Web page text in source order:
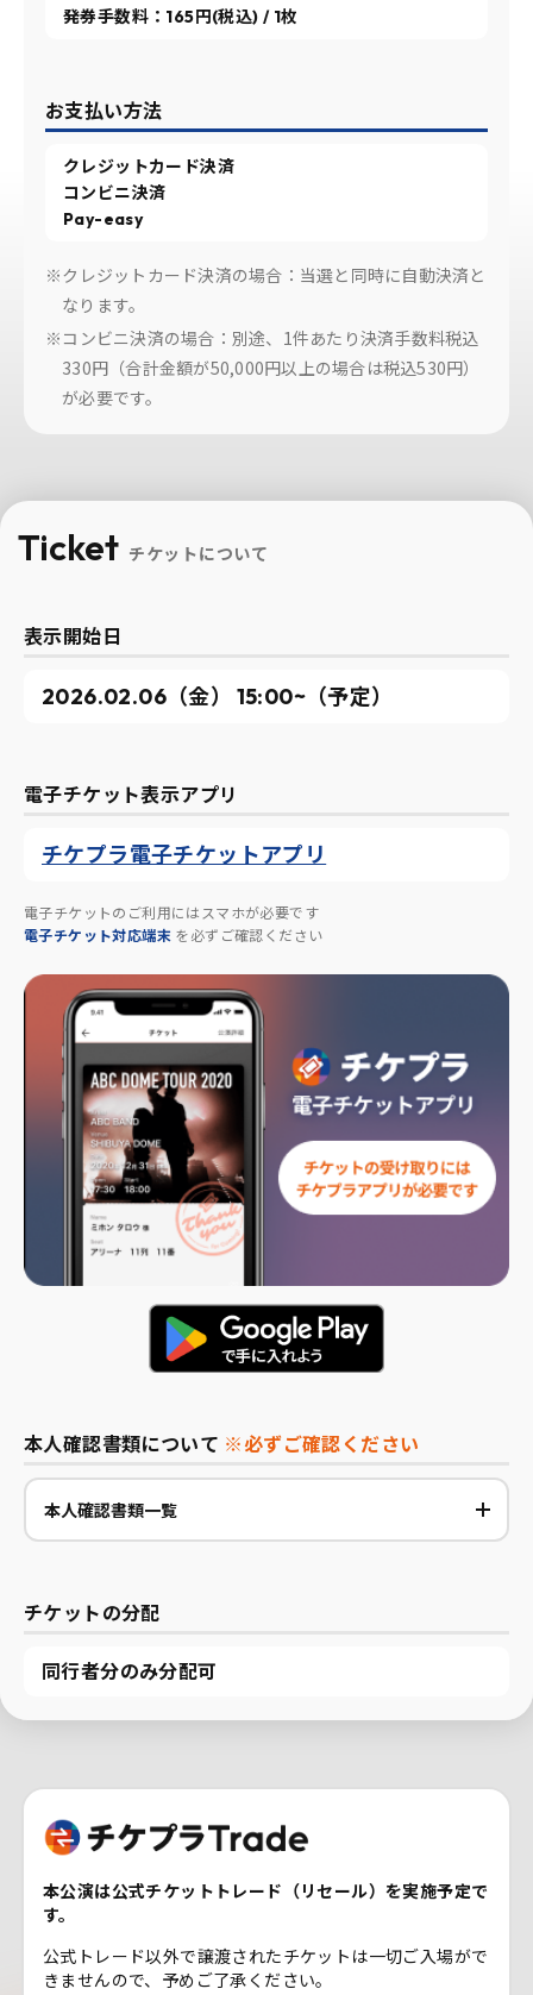
発券手数料：165円(税込) / 1枚
お支払い方法
クレジットカード決済
コンビニ決済
Pay-easy
※クレジットカード決済の場合：当選と同時に自動決済と
なります。
※コンビニ決済の場合：別途、1件あたり決済手数料税込
330円（合計金額が50,000円以上の場合は税込530円）
が必要です。
Ticket チケットについて
表示開始日
2026.02.06（金） 15:00~（予定）
電子チケット表示アプリ
チケプラ電子チケットアプリ
電子チケットのご利用にはスマホが必要です
電子チケット対応端末 を必ずご確認ください
本人確認書類について ※必ずご確認ください
本人確認書類一覧
チケットの分配
同行者分のみ分配可
本公演は公式チケットトレード（リセール）を実施予定で
す。
公式トレード以外で譲渡されたチケットは一切ご入場がで
きませんので、予めご了承ください。